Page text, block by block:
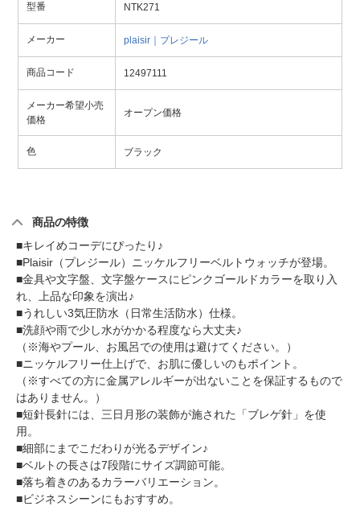
型番 NTK271
メーカー plaisir｜プレジール
商品コード 12497111
メーカー希望小売
価格
オープン価格
色 ブラック
商品の特徴
■キレイめコーデにぴったり♪
■Plaisir（プレジール）ニッケルフリーベルトウォッチが登場。
■金具や文字盤、文字盤ケースにピンクゴールドカラーを取り入
れ、上品な印象を演出♪
■うれしい3気圧防水（日常生活防水）仕様。
■洗顔や雨で少し水がかかる程度なら大丈夫♪
（※海やプール、お風呂での使用は避けてください。）
■ニッケルフリー仕上げで、お肌に優しいのもポイント。
（※すべての方に金属アレルギーが出ないことを保証するもので
はありません。）
■短針長針には、三日月形の装飾が施された「ブレゲ針」を使
用。
■細部にまでこだわりが光るデザイン♪
■ベルトの長さは7段階にサイズ調節可能。
■落ち着きのあるカラーバリエーション。
■ビジネスシーンにもおすすめ。